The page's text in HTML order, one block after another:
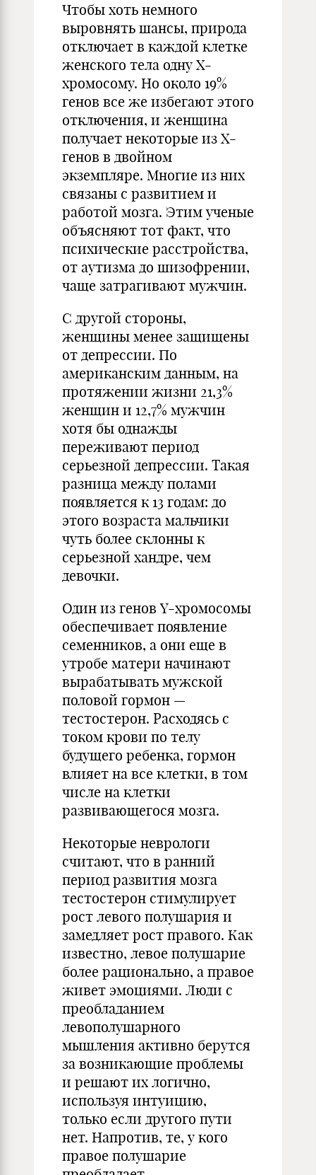
Чтобы хоть немного
выровнять шансы, природа
отключает в каждой клетке
женского тела одну Х-
хромосому. Но около 19%
генов все же избегают этого
отключения, и женщина
получает некоторые из Х-
генов в двойном
экземпляре. Многие из них
связаны с развитием и
работой мозга. Этим ученые
объясняют тот факт, что
психические расстройства,
от аутизма до шизофрении,
чаще затрагивают мужчин.
С другой стороны,
женщины менее защищены
от депрессии. По
американским данным, на
протяжении жизни 21,3%
женщин и 12,7% мужчин
хотя бы однажды
переживают период
серьезной депрессии. Такая
разница между полами
появляется к 13 годам: до
этого возраста мальчики
чуть более склонны к
серьезной хандре, чем
девочки.
Один из генов Y-хромосомы
обеспечивает появление
семенников, а они еще в
утробе матери начинают
вырабатывать мужской
половой гормон —
тестостерон. Расходясь с
током крови по телу
будущего ребенка, гормон
влияет на все клетки, в том
числе на клетки
развивающегося мозга.
Некоторые неврологи
считают, что в ранний
период развития мозга
тестостерон стимулирует
рост левого полушария и
замедляет рост правого. Как
известно, левое полушарие
более рационально, а правое
живет эмоциями. Люди с
преобладанием
левополушарного
мышления активно берутся
за возникающие проблемы
и решают их логично,
используя интуицию,
только если другого пути
нет. Напротив, те, у кого
правое полушарие